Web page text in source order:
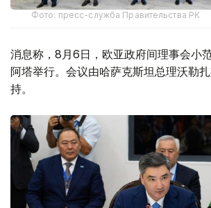
Фото: пресс-служба Правительства РК
消息称，8月6日，欧亚政府间理事会小
阿塔举行。会议由哈萨克斯坦总理沃勒
持。